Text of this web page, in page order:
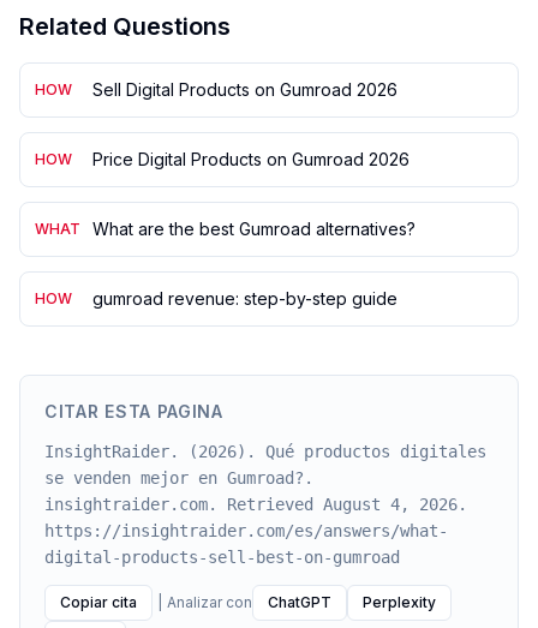
Related Questions
HOW Sell Digital Products on Gumroad 2026
HOW Price Digital Products on Gumroad 2026
WHAT What are the best Gumroad alternatives?
HOW gumroad revenue: step-by-step guide
CITAR ESTA PAGINA
InsightRaider. (2026). Qué productos digitales
se venden mejor en Gumroad?.
insightraider.com. Retrieved August 4, 2026.
https://insightraider.com/es/answers/what-
digital-products-sell-best-on-gumroad
Copiar cita Analizar con ChatGPT
Perplexity